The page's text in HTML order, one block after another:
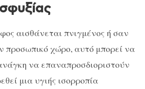
αισθάνεται πνιγμένος ή σαν
προσωπικό χώρο, αυτό μπορεί να
να επαναπροσδιοριστούν
μια υγιής ισορροπία